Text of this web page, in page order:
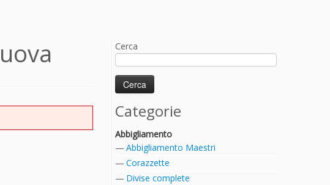
Cerca
Categorie
Abbigliamento
Abbigliamento Maestri
Corazzette
Divise complete